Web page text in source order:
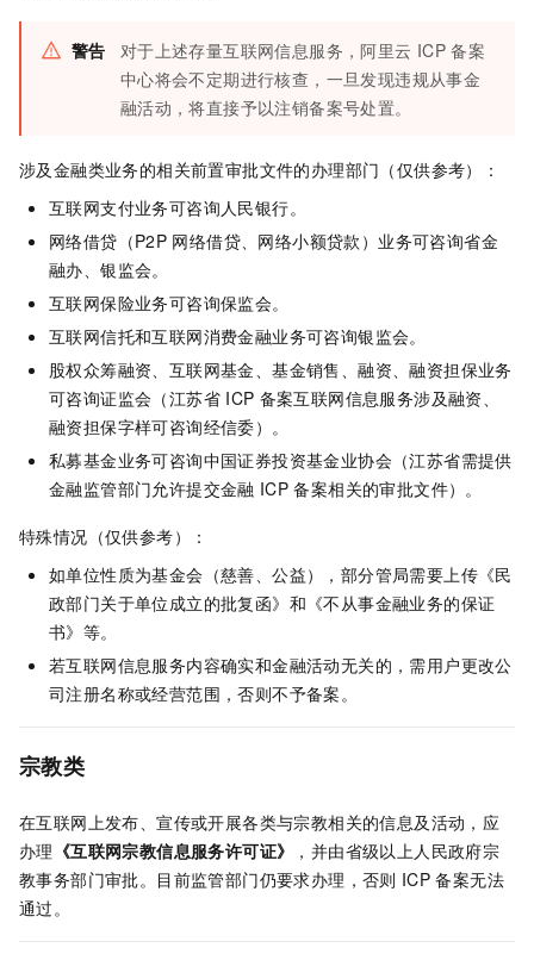
警告 对于上述存量互联网信息服务，阿里云 ICP 备案
中心将会不定期进行核查，一旦发现违规从事金
融活动，将直接予以注销备案号处置。
涉及金融类业务的相关前置审批文件的办理部门（仅供参考）：
互联网支付业务可咨询人民银行。
网络借贷（P2P 网络借贷、网络小额贷款）业务可咨询省金
融办、银监会。
互联网保险业务可咨询保监会。
互联网信托和互联网消费金融业务可咨询银监会。
股权众筹融资、互联网基金、基金销售、融资、融资担保业务
可咨询证监会（江苏省 ICP 备案互联网信息服务涉及融资、
融资担保字样可咨询经信委）。
私募基金业务可咨询中国证券投资基金业协会（江苏省需提供
金融监管部门允许提交金融 ICP 备案相关的审批文件）。
特殊情况（仅供参考）：
如单位性质为基金会（慈善、公益），部分管局需要上传《民
政部门关于单位成立的批复函》和《不从事金融业务的保证
书》等。
若互联网信息服务内容确实和金融活动无关的，需用户更改公
司注册名称或经营范围，否则不予备案。
宗教类
在互联网上发布、宣传或开展各类与宗教相关的信息及活动，应
办理 《互联网宗教信息服务许可证》
，并由省级以上人民政府宗
教事务部门审批。目前监管部门仍要求办理，否则 ICP 备案无法
通过。